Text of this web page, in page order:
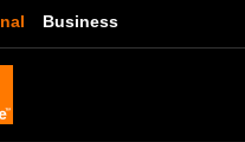
Business